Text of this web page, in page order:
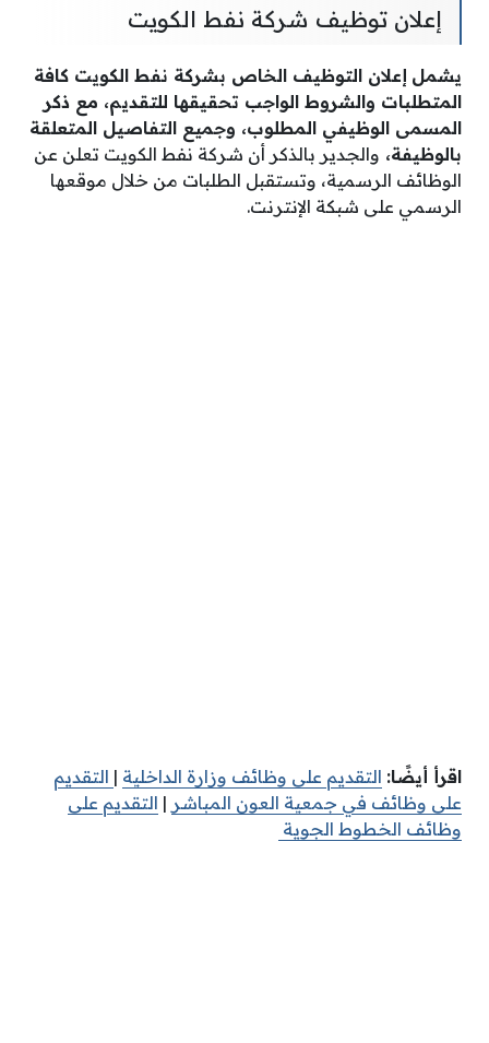
إعلان توظيف شركة نفط الكويت
يشمل إعلان التوظيف الخاص بشركة نفط الكويت كافة
المتطلبات والشروط الواجب تحقيقها للتقديم، مع ذكر
المسمى الوظيفي المطلوب، وجميع التفاصيل المتعلقة
بالوظيفة، والجدير بالذكر أن شركة نفط الكويت تعلن عن
الوظائف الرسمية، وتستقبل الطلبات من خلال موقعها
الرسمي على شبكة الإنترنت.
اقرأ أيضًا: التقديم على وظائف وزارة الداخلية | التقديم
على وظائف في جمعية العون المباشر | التقديم على
وظائف الخطوط الجوية